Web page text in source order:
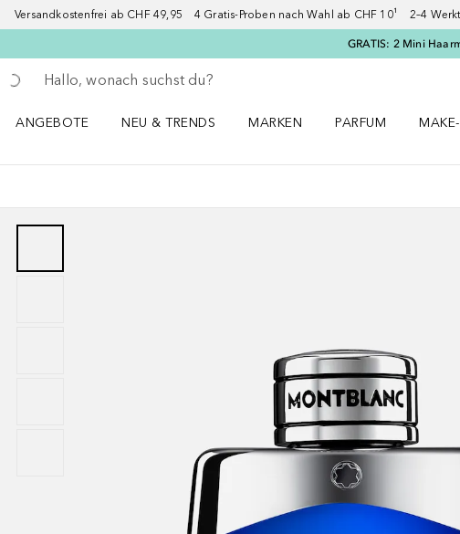
Versandkostenfrei ab CHF 49,95 4 Gratis-Proben nach Wahl ab CHF 10¹ 2–4
GRATIS: 2 Mini
Gehe zurück
Suche ausführen
ANGEBOTE
NEU & TRENDS
MARKEN
PARFUM